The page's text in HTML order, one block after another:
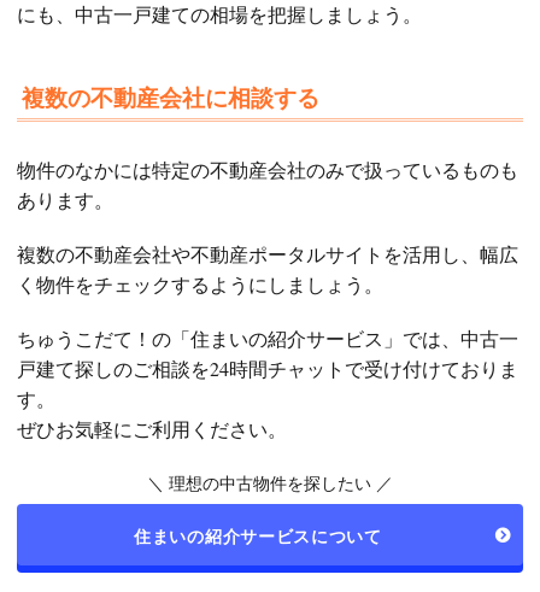
にも、中古一戸建ての相場を把握しましょう。
複数の不動産会社に相談する
物件のなかには特定の不動産会社のみで扱っているものも
あります。
複数の不動産会社や不動産ポータルサイトを活用し、幅広
く物件をチェックするようにしましょう。
ちゅうこだて！の「住まいの紹介サービス」では、中古一
戸建て探しのご相談を24時間チャットで受け付けておりま
す。
ぜひお気軽にご利用ください。
＼ 理想の中古物件を探したい ／
住まいの紹介サービスについて